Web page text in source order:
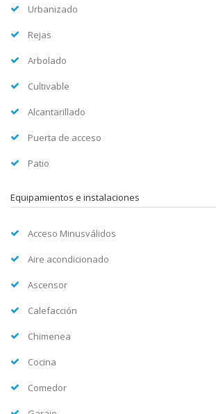
Urbanizado
Rejas
Arbolado
Cultivable
Alcantarillado
Puerta de acceso
Patio
Equipamientos e instalaciones
Acceso Minusválidos
Aire acondicionado
Ascensor
Calefacción
Chimenea
Cocina
Comedor